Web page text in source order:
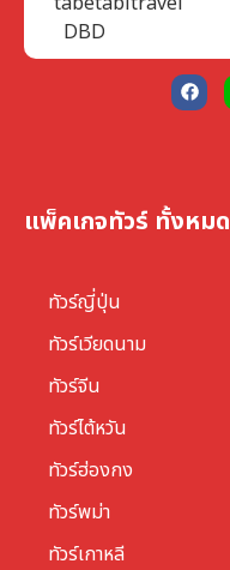
แพ็คเกจทัวร์ ทั้งหมด
ทัวร์ญี่ปุ่น
ทัวร์เวียดนาม
ทัวร์จีน
ทัวร์ไต้หวัน
ทัวร์ฮ่องกง
ทัวร์พม่า
ทัวร์เกาหลี